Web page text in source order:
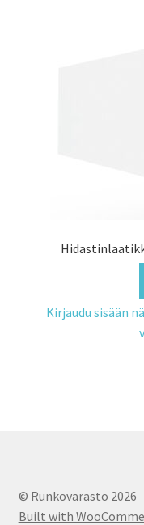
Kirjaudu sisään
© Runkovarasto 2026
Built with